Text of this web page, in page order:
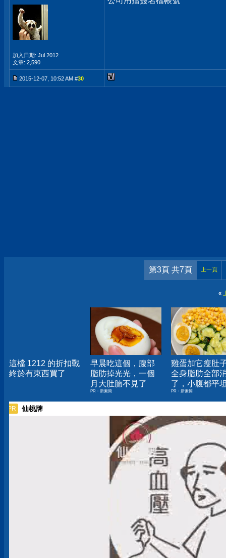
加入日期: Jul 2012
文章: 2,590
2015-12-07, 10:52 AM #30
第3頁 共7頁 上一頁
«
這檔 1212 的折扣戰
終於有東西買了
早晨吃這個，腹部
脂肪掉光光，一個
月大肚腩不見了
PR・新素簡
雞蛋加它瘦肚
全身脂肪全部
了，小腹都平
PR・新素簡
PR 仙桃牌